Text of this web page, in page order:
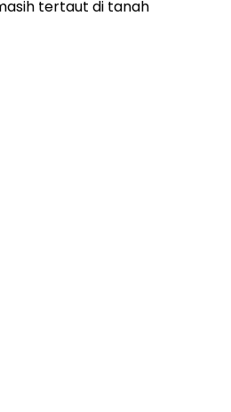
tertaut di tanah